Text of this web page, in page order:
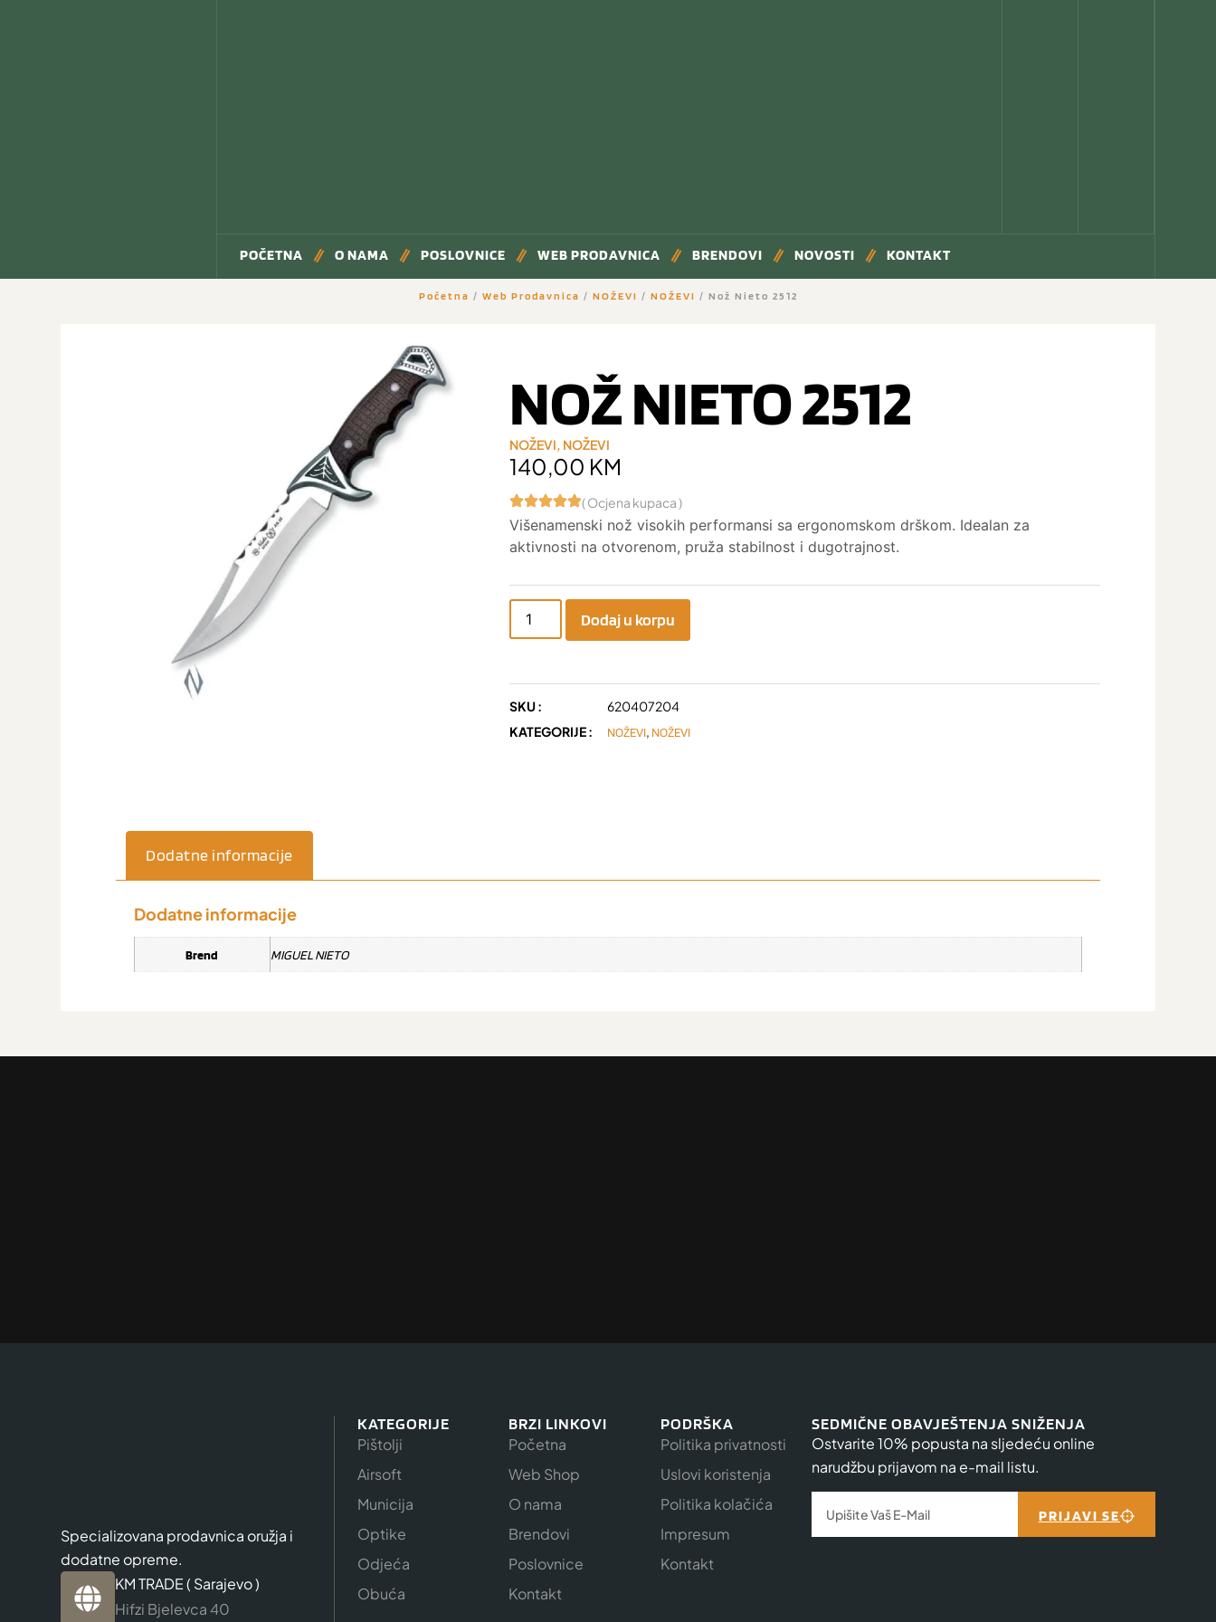
POČETNA O NAMA POSLOVNICE WEB PRODAVNICA BRENDOVI NOVOSTI KONTAKT
Početna / Web Prodavnica / NOŽEVI / NOŽEVI / Nož Nieto 2512
NOŽ NIETO 2512
NOŽEVI, NOŽEVI
140,00 KM
( Ocjena kupaca )
Višenamenski nož visokih performansi sa ergonomskom drškom. Idealan za
aktivnosti na otvorenom, pruža stabilnost i dugotrajnost.
Dodaj u korpu
SKU :
620407204
KATEGORIJE :
NOŽEVI, NOŽEVI
Dodatne informacije
Dodatne informacije
Brend MIGUEL NIETO
Specializovana prodavnica oružja i
dodatne opreme.
KM TRADE ( Sarajevo )
Hifzi Bjelevca 40
KATEGORIJE
Pištolji
Airsoft
Municija
Optike
Odjeća
Obuća
BRZI LINKOVI
Početna
Web Shop
O nama
Brendovi
Poslovnice
Kontakt
PODRŠKA
Politika privatnosti
Uslovi koristenja
Politika kolačića
Impresum
Kontakt
SEDMIČNE OBAVJEŠTENJA SNIŽENJA
Ostvarite 10% popusta na sljedeću online
narudžbu prijavom na e-mail listu.
PRIJAVI SE